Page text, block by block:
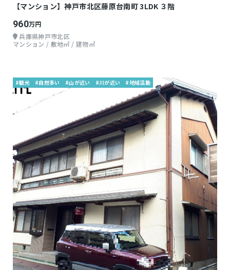
【マンション】神戸市北区藤原台南町 3LDK ３階
960万円
兵庫県神戸市北区
マンション / 敷地㎡ / 建物㎡
#観光 #自然多い #山が近い #川が近い #地域活動